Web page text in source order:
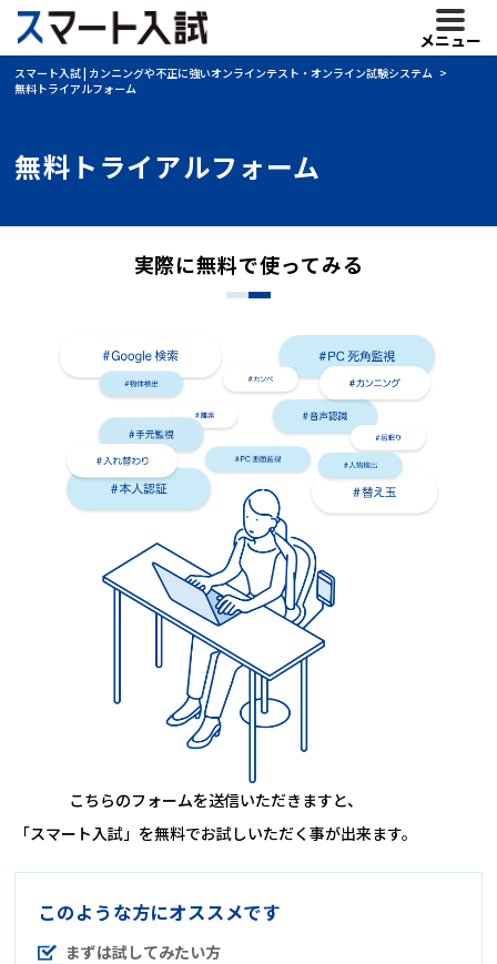
メニュー
スマート入試 | カンニングや不正に強いオンラインテスト・オンライン試験システム
無料トライアルフォーム
無料トライアルフォーム
実際に無料で使ってみる
こちらのフォームを送信いただきますと、
「スマート入試」を無料でお試しいただく事が出来ます。
このような方にオススメです
まずは試してみたい方